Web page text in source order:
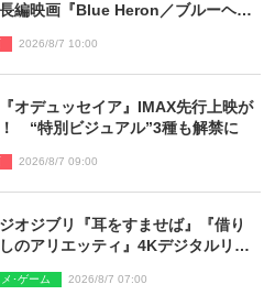
編映画『Blue Heron／ブルーヘロ
2026/8/7 10:00
オデュッセイア』IMAX先行上映が
“特別ビジュアル”3種も解禁に
2026/8/7 09:00
オジブリ『耳をすませば』『借り
のアリエッティ』4Kデジタルリマ
･ゲーム 2026/8/7 07:00